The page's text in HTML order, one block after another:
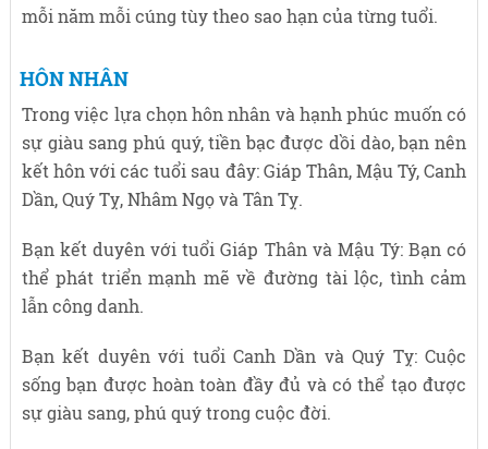
mỗi năm mỗi cúng tùy theo sao hạn của từng tuổi.
HÔN NHÂN
Trong việc lựa chọn hôn nhân và hạnh phúc muốn có
sự giàu sang phú quý, tiền bạc được dồi dào, bạn nên
kết hôn với các tuổi sau đây: Giáp Thân, Mậu Tý, Canh
Dần, Quý Tỵ, Nhâm Ngọ và Tân Tỵ.
Bạn kết duyên với tuổi Giáp Thân và Mậu Tý: Bạn có
thể phát triển mạnh mẽ về đường tài lộc, tình cảm
lẫn công danh.
Bạn kết duyên với tuổi Canh Dần và Quý Tỵ: Cuộc
sống bạn được hoàn toàn đầy đủ và có thể tạo được
sự giàu sang, phú quý trong cuộc đời.